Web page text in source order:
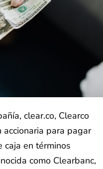
clear.co, Clearco
para pagar
en términos
como Clearbanc,